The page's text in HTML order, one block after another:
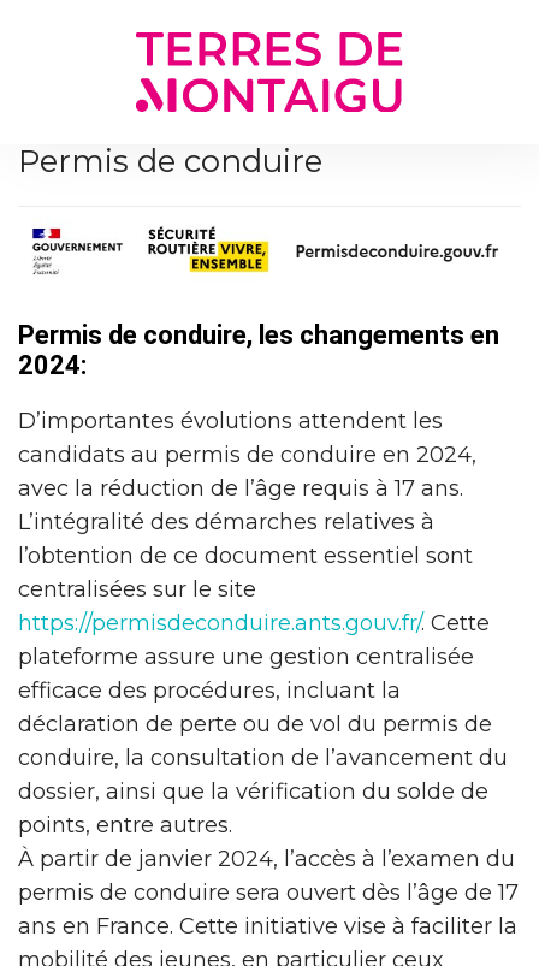
Permis de conduire
Permis de conduire, les changements en
2024:
D’importantes évolutions attendent les
candidats au permis de conduire en 2024,
avec la réduction de l’âge requis à 17 ans.
L’intégralité des démarches relatives à
l’obtention de ce document essentiel sont
centralisées sur le site
https://permisdeconduire.ants.gouv.fr/. Cette
plateforme assure une gestion centralisée
efficace des procédures, incluant la
déclaration de perte ou de vol du permis de
conduire, la consultation de l’avancement du
dossier, ainsi que la vérification du solde de
points, entre autres.
À partir de janvier 2024, l’accès à l’examen du
permis de conduire sera ouvert dès l’âge de 17
ans en France. Cette initiative vise à faciliter la
mobilité des jeunes, en particulier ceux